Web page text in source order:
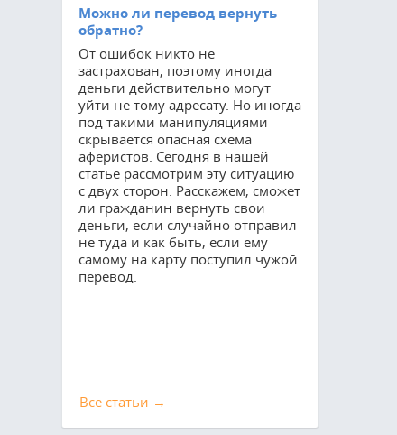
Можно ли перевод вернуть
обратно?
От ошибок никто не
застрахован, поэтому иногда
деньги действительно могут
уйти не тому адресату. Но иногда
под такими манипуляциями
скрывается опасная схема
аферистов. Сегодня в нашей
статье рассмотрим эту ситуацию
с двух сторон. Расскажем, сможет
ли гражданин вернуть свои
деньги, если случайно отправил
не туда и как быть, если ему
самому на карту поступил чужой
перевод.
Все cтатьи →